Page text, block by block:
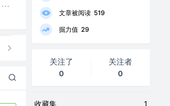
文章被阅读 519
掘力值 29
关注了
0
关注者
0
收藏集 1